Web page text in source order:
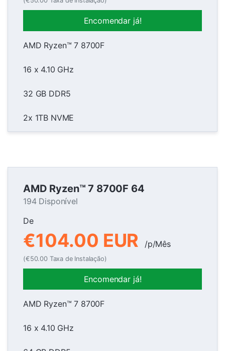
Encomendar já!
AMD Ryzen™ 7 8700F
16 x 4.10 GHz
32 GB DDR5
2x 1TB NVME
AMD Ryzen™ 7 8700F 64
194 Disponível
De
€104.00 EUR /p/Mês
(€50.00 Taxa de Instalação)
Encomendar já!
AMD Ryzen™ 7 8700F
16 x 4.10 GHz